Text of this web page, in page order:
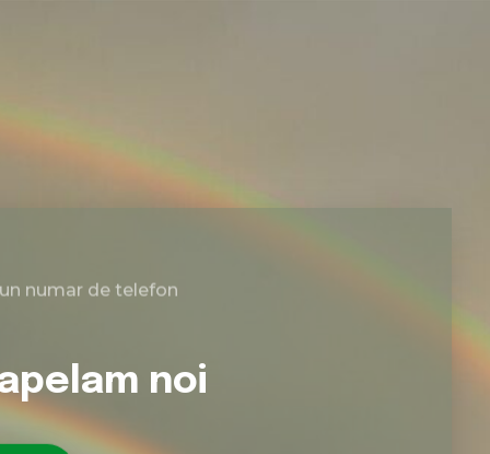
numar de telefon
noi